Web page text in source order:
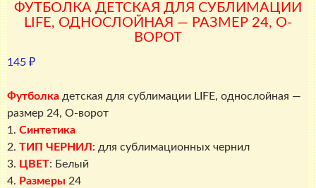
ФУТБОЛКА ДЕТСКАЯ ДЛЯ СУБЛИМАЦИИ
LIFE, ОДНОСЛОЙНАЯ — РАЗМЕР 24, О-
ВОРОТ
145 ₽
Футболка детская для сублимации LIFE, однослойная —
размер 24, О-ворот
1. Синтетика
2. ТИП ЧЕРНИЛ : для сублимационных чернил
3. ЦВЕТ: Белый
4. Размеры 24